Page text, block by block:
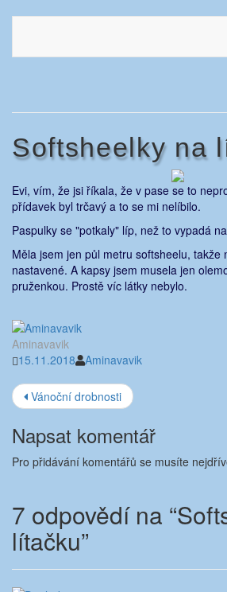
webuEVIKLUB
Softsheelky na
Evi, vím, že jsi říkala, že v pase se to
přídavek byl trčavý a to se mi nelíbilo.
Paspulky se "potkaly" líp, než to vypadá
Měla jsem jen půl metru softsheelu, takže
nastavené. A kapsy jsem musela jen
pruženkou. Prostě víc látky nebylo.
Aminavavik
15.11.2018
Aminavavik
Navigace
příspěvku
Vánoční drobnosti
Napsat komentář
Pro přidávání komentářů se musíte
7 odpovědí na “
lítačku”